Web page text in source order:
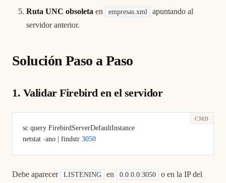
Ruta UNC obsoleta en empresas.xml
apuntando al
servidor anterior.
Solución Paso a Paso
1. Validar Firebird en el servidor
sc query FirebirdServerDefaultInstance
netstat -ano | findstr 3050
Debe aparecer LISTENING en 0.0.0.0:3050
o en la IP del